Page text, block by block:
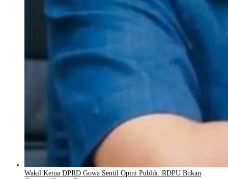
Wakil Ketua DPRD Gowa Sentil Opini Publik: RDPU Bukan